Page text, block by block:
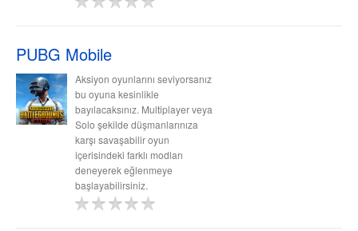
PUBG Mobile
Aksiyon oyunlarını seviyorsanız
bu oyuna kesinlikle
bayılacaksınız. Multiplayer veya
Solo şekilde düşmanlarınıza
karşı savaşabilir oyun
içerisindeki farklı modları
deneyerek eğlenmeye
başlayabilirsiniz.